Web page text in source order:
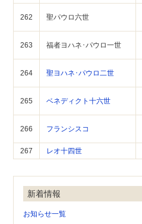
262 聖パウロ六世
263 福者ヨハネ･パウロ一世
264 聖ヨハネ･パウロ二世
265 ベネディクト十六世
266 フランシスコ
267
レオ十四世
新着情報
お知らせ一覧